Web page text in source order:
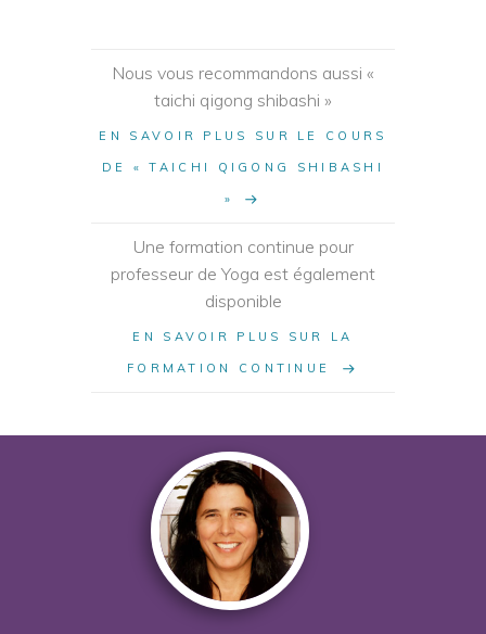
Nous vous recommandons aussi «
taichi qigong shibashi »
EN SAVOIR PLUS SUR LE COURS
DE « TAICHI QIGONG SHIBASHI
»
Une formation continue pour
professeur de Yoga est également
disponible
EN SAVOIR PLUS SUR LA
FORMATION CONTINUE